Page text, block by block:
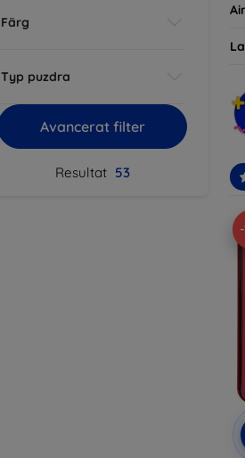
Färg
Typ puzdra
Avancerat filter
Resultat 53